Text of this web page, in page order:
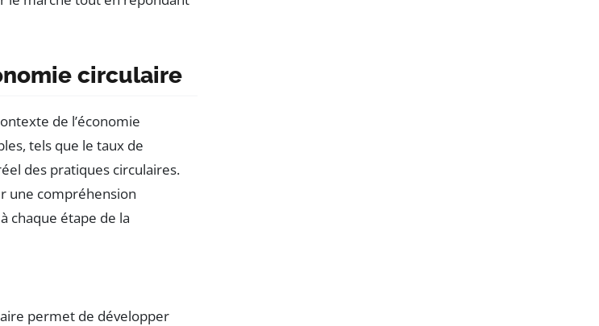
circulaire
de l’économie
tels que le taux de
des pratiques circulaires.
une compréhension
chaque étape de la
permet de développer